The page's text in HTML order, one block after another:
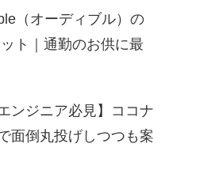
（オーディブル）の
ト｜通勤のお供に最
ンジニア必見】ココナ
面倒丸投げしつつも案